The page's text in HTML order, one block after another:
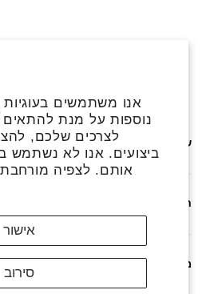
אנו משתמשים בעוגיות
נוספות על מנת להתאים
לצרכים שלכם,
ביצועים. אנו לא נשתמש
אותם. לצפיה
אישור
סירוב
אינסטגרםפייסבוק
שירותים נוספים
חנות
מדיניות